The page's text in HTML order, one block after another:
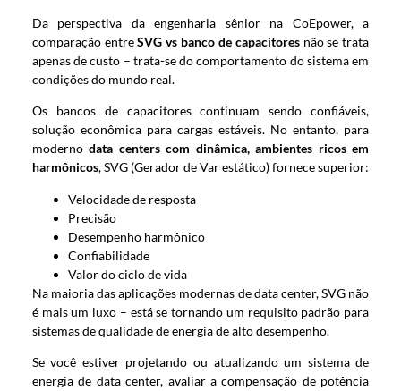
Da perspectiva da engenharia sênior na CoEpower, a
comparação entreSVG vs banco de capacitoresnão se trata
apenas de custo – trata-se do comportamento do sistema em
condições do mundo real.
Os bancos de capacitores continuam sendo confiáveis,
solução econômica para cargas estáveis. No entanto, para
modernodata centers com dinâmica, ambientes ricos em
harmônicos, SVG (Gerador de Var estático) fornece superior:
Velocidade de resposta
Precisão
Desempenho harmônico
Confiabilidade
Valor do ciclo de vida
Na maioria das aplicações modernas de data center, SVG não
é mais um luxo – está se tornando um requisito padrão para
sistemas de qualidade de energia de alto desempenho.
Se você estiver projetando ou atualizando um sistema de
energia de data center, avaliar a compensação de potência